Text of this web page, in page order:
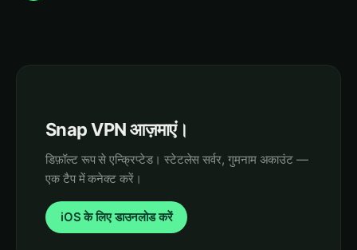
Snap VPN आज़माएं।
डिफ़ॉल्ट रूप से एन्क्रिप्टेड। स्टेटलेस सर्वर, गुमनाम अकाउंट —
एक टैप में कनेक्ट करें।
iOS के लिए डाउनलोड करें